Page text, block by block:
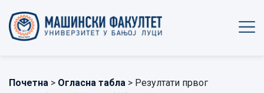
Почетна > Огласна табла > Резултати првог